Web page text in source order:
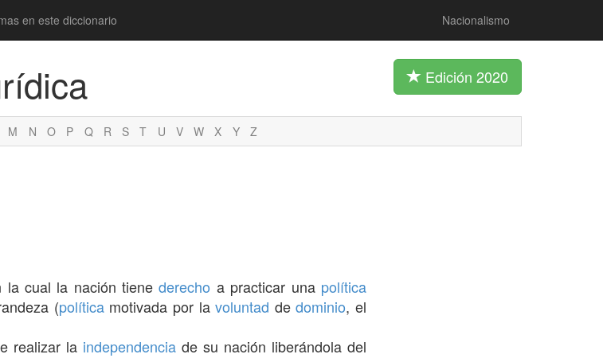
en este diccionario Nacionalismo
Edición 2020
M N O P Q R S T U V W X Y Z
la cual la nación tienederecho a practicar una política
(políticamotivada por lavoluntad dedominio, el
realizar la independenciade su nación liberándola del